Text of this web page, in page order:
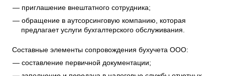
приглашение внештатного сотрудника;
обращение в аутсорсинговую компанию, которая
предлагает услуги бухгалтерского обслуживания.
Составные элементы сопровождения бухучета ООО:
составление первичной документации;